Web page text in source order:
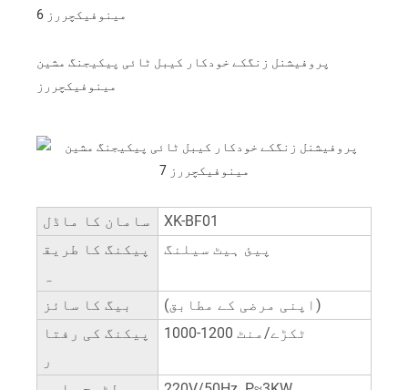
پروفیشنل زنگکے خودکار کیبل ٹائی پیکیجنگ مشین
مینوفیکچررز
سامان کا ماڈل
XK-BF01
پیکنگ کا طریق
ہ
پیئ ہیٹ سیلنگ
بیگ کا سائز
(اپنی مرضی کے مطابق)
پیکنگ کی رفتا
ر
1000-1200 ٹکڑے/منٹ